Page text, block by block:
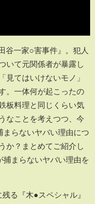
谷一家○害事件』。犯人
いて元関係者が暴露し
見てはいけないモノ」
。一体何が起こったの
板料理と同じくらい気
なことを考えつつ、今
まらないヤバい理由につ
か？まとめてご紹介し
捕まらないヤバい理由を
る『木●スペシャル』